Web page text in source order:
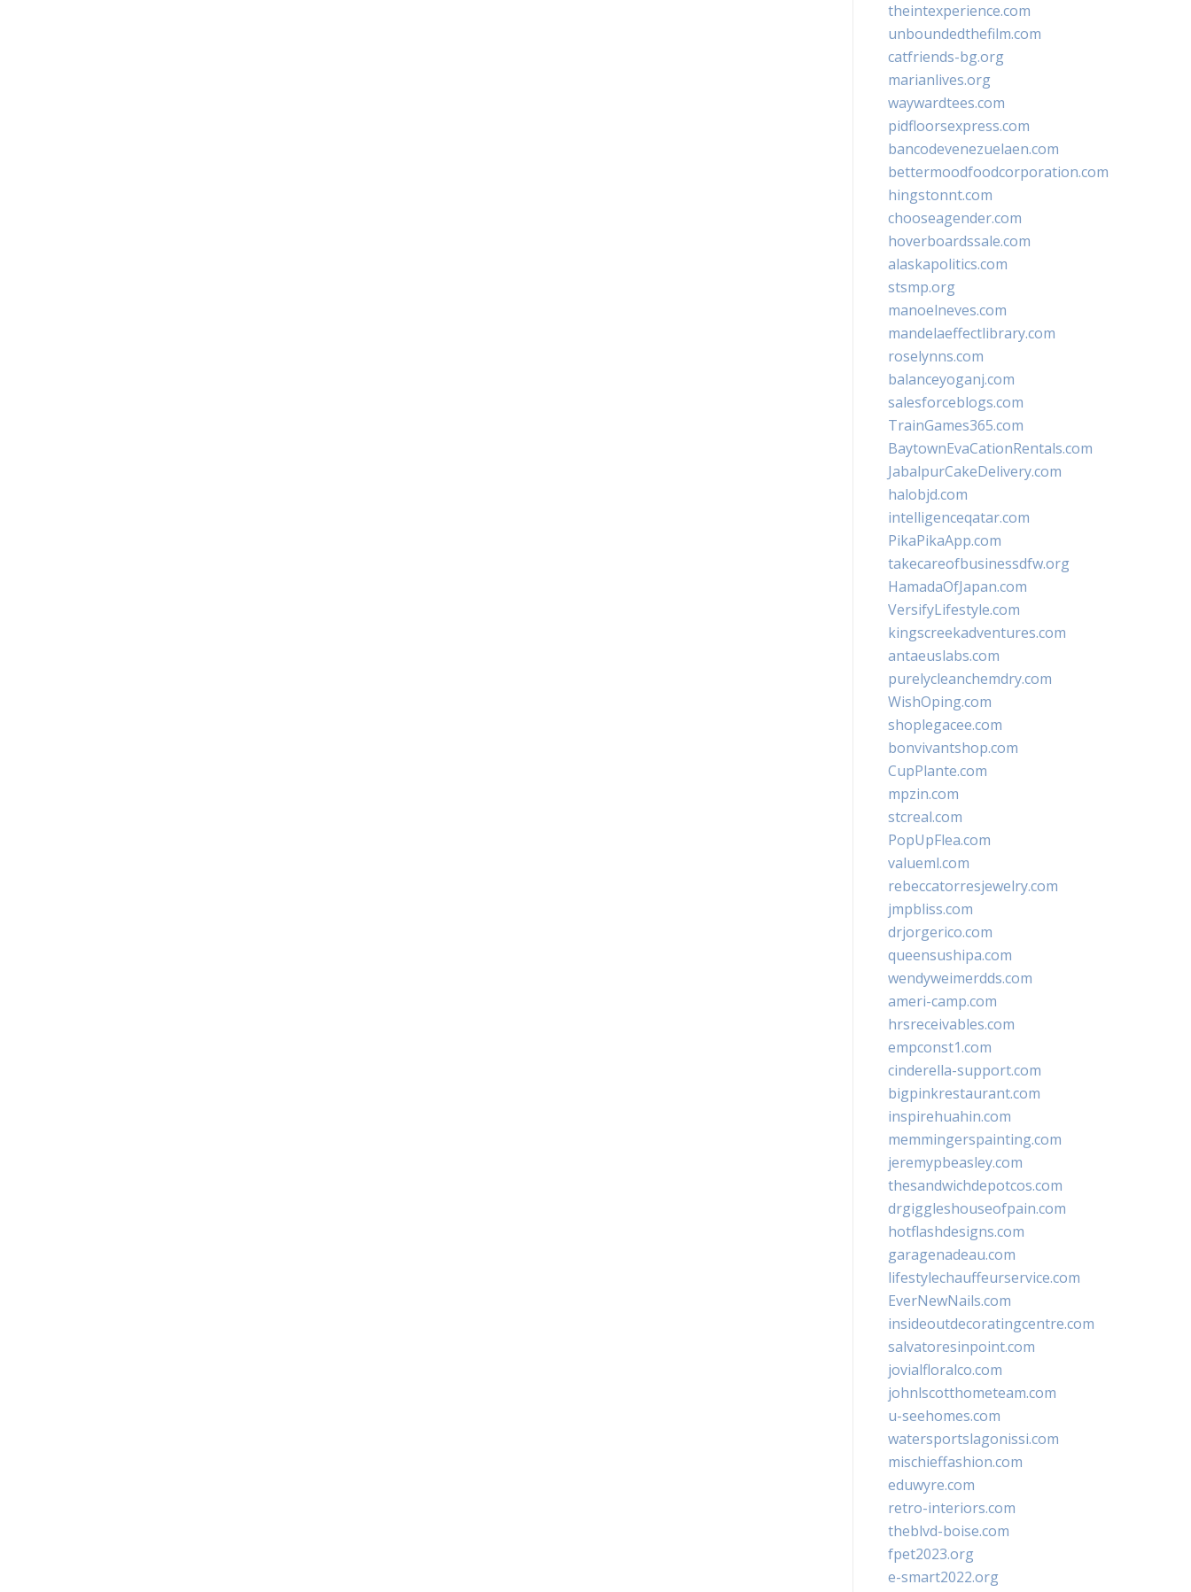
theintexperience.com
unboundedthefilm.com
catfriends-bg.org
marianlives.org
waywardtees.com
pidfloorsexpress.com
bancodevenezuelaen.com
bettermoodfoodcorporation.com
hingstonnt.com
chooseagender.com
hoverboardssale.com
alaskapolitics.com
stsmp.org
manoelneves.com
mandelaeffectlibrary.com
roselynns.com
balanceyoganj.com
salesforceblogs.com
TrainGames365.com
BaytownEvaCationRentals.com
JabalpurCakeDelivery.com
halobjd.com
intelligenceqatar.com
PikaPikaApp.com
takecareofbusinessdfw.org
HamadaOfJapan.com
VersifyLifestyle.com
kingscreekadventures.com
antaeuslabs.com
purelycleanchemdry.com
WishOping.com
shoplegacee.com
bonvivantshop.com
CupPlante.com
mpzin.com
stcreal.com
PopUpFlea.com
valueml.com
rebeccatorresjewelry.com
jmpbliss.com
drjorgerico.com
queensushipa.com
wendyweimerdds.com
ameri-camp.com
hrsreceivables.com
empconst1.com
cinderella-support.com
bigpinkrestaurant.com
inspirehuahin.com
memmingerspainting.com
jeremypbeasley.com
thesandwichdepotcos.com
drgiggleshouseofpain.com
hotflashdesigns.com
garagenadeau.com
lifestylechauffeurservice.com
EverNewNails.com
insideoutdecoratingcentre.com
salvatoresinpoint.com
jovialfloralco.com
johnlscotthometeam.com
u-seehomes.com
watersportslagonissi.com
mischieffashion.com
eduwyre.com
retro-interiors.com
theblvd-boise.com
fpet2023.org
e-smart2022.org